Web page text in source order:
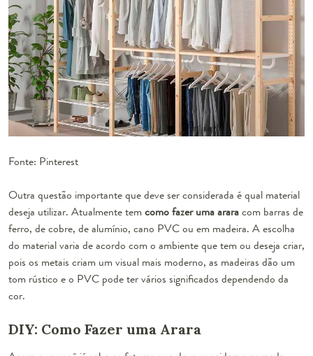
Fonte: Pinterest
Outra questão importante que deve ser considerada é qual material
deseja utilizar. Atualmente temcomo fazer uma araracom barras de
ferro, de cobre, de alumínio, cano PVC ou em madeira. A escolha
do material varia de acordo com o ambiente que tem ou deseja criar,
pois os metais criam um visual mais moderno, as madeiras dão um
tom rústico e o PVC pode ter vários significados dependendo da
cor.
DIY: Como Fazer uma Arara